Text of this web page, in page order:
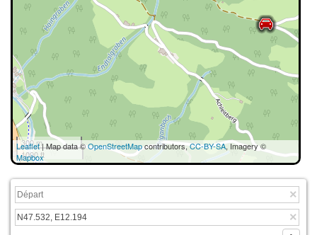
300 m
1000 ft
Leaflet| Map data ©OpenStreetMapcontributors,CC-BY-SA, Imagery ©
Mapbox